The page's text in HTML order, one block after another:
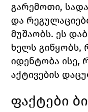
გარემოთი,
და
მუშაობს. ეს
ხელს გიწყობს,
იდენტობა ისე,
აქტივების
ფაქტები